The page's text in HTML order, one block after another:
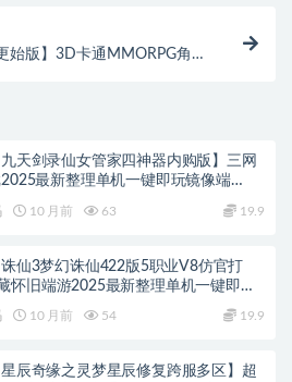
始版】3D卡通MMORPG角色
天剑录仙女管家四神器内购版】三网
最新整理单机一键即玩镜像端
工服务端+管理后台+GM授权后台+教
10 月前 63 19.9
仙3梦幻诛仙422版5职业V8仿官打
怀旧端游2025最新整理单机一键即玩
手工服务端+网页注册+GM工具
端+教程
10 月前 54 19.9
辰奇缘之灵梦星辰修复跨服多区】超